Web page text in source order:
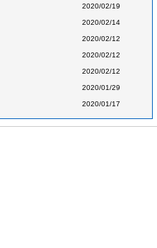
2020/02/19
2020/02/14
2020/02/12
2020/02/12
2020/02/12
2020/01/29
2020/01/17